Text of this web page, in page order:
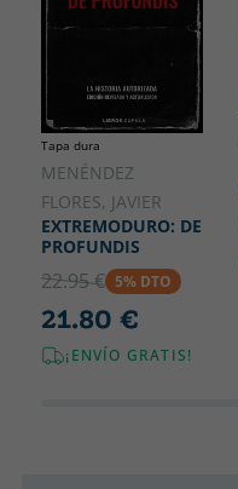
Tapa dura
MENÉNDEZ
FLORES, JAVIER
EXTREMODURO: DE
PROFUNDIS
22.95 € 5% DTO
21.80 €
¡ENVÍO GRATIS!